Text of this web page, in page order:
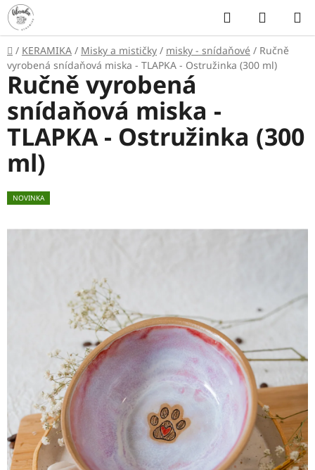
Přejít
na
obsah
Hledat
KOŠÍK
Domů
/ KERAMIKA / Misky a mističky / misky - snídaňové / Ručně
vyrobená snídaňová miska - TLAPKA - Ostružinka (300 ml)
Ručně vyrobená
snídaňová miska -
TLAPKA - Ostružinka (300
ml)
NOVINKA